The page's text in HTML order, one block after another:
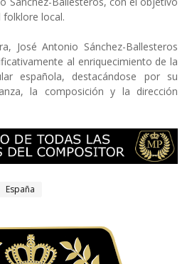
local.
José Antonio Sánchez-Ballesteros
al enriquecimiento de la
española, destacándose por su
la composición y la dirección
España